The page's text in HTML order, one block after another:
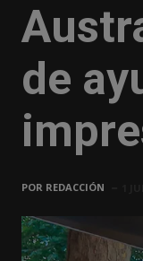
de
POR REDACCIÓN